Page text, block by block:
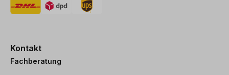
Kontakt
Fachberatung